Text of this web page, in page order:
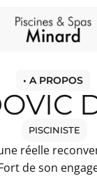
• A PROPOS
PISCINISTE
réelle
de son